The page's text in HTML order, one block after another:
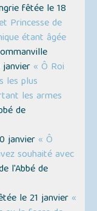
fêtée le 18
Princesse de
étant âgée
« Ô Roi
les plus
les armes
de
janvier « Ô
souhaité avec
l'Abbé de
le 21 janvier «